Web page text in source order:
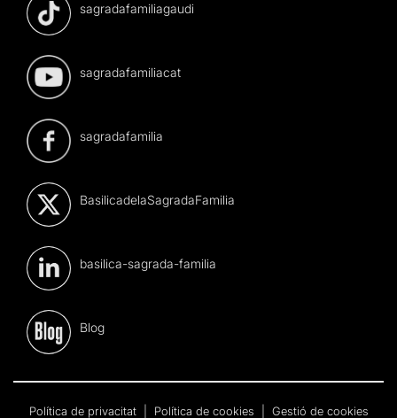
sagradafamiliagaudi
sagradafamiliacat
sagradafamilia
BasilicadelaSagradaFamilia
basilica-sagrada-familia
Blog
Política de privacitat Política de cookies Gestió de cookies